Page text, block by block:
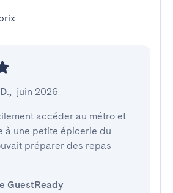
, juin 2026
accéder au métro et
à une petite épicerie du
préparer des repas
GuestReady